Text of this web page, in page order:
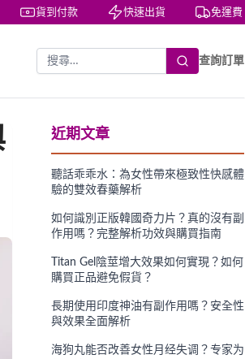
貨到付款 快速出貨 免運費
查詢訂單
近期文章
聽話乖乖水：為女性帶來極致性快感體
驗的雙效春藥解析
如何識別正版韓國奇力片？真的沒有副
作用嗎？完整解析功效與購買指南
Titan Gel陰莖增大效果如何實現？如何
購買正品避免假貨？
長期使用印度神油有副作用嗎？安全性
與效果全面解析
海狗丸能否改善女性月经失调？专家为